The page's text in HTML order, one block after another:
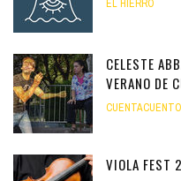
EL HIERRO
CELESTE
VERANO DE
VIOLA FEST